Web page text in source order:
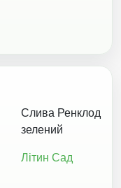
Слива Ренклод
зелений
Літин Сад